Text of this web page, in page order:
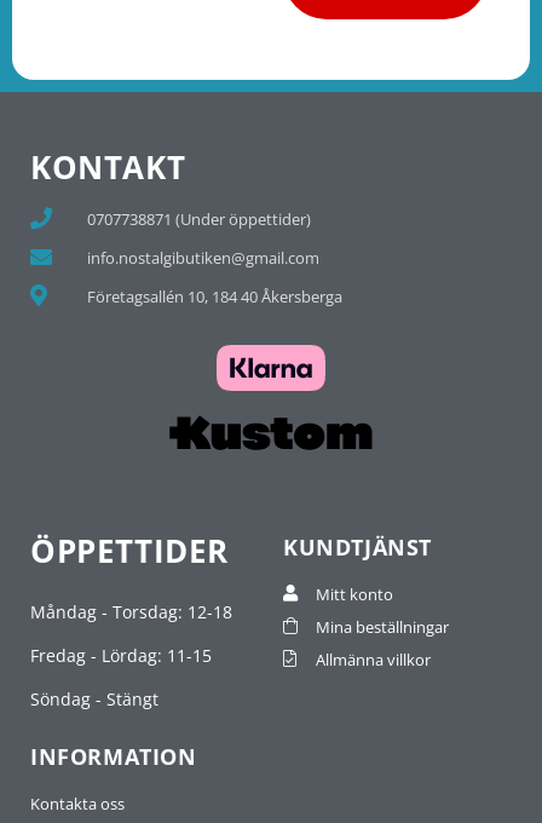
KONTAKT
0707738871 (Under öppettider)
info.nostalgibutiken@gmail.com
Företagsallén 10, 184 40 Åkersberga
ÖPPETTIDER
Måndag - Torsdag: 12-18
Fredag - Lördag: 11-15
Söndag - Stängt
KUNDTJÄNST
Mitt konto
Mina beställningar
Allmänna villkor
INFORMATION
Kontakta oss